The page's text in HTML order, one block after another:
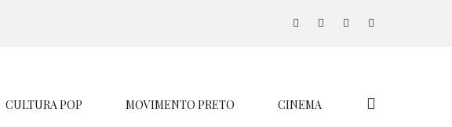
CULTURA POP MOVIMENTO PRETO CINEMA